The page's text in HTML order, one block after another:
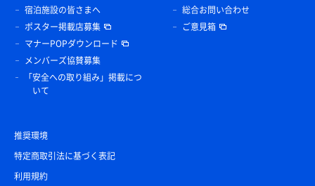
宿泊施設の皆さまへ
ポスター掲載店募集
マナーPOPダウンロード
メンバーズ協賛募集
「安全への取り組み」掲載につ
いて
総合お問い合わせ
ご意見箱
推奨環境
特定商取引法に基づく表記
利用規約